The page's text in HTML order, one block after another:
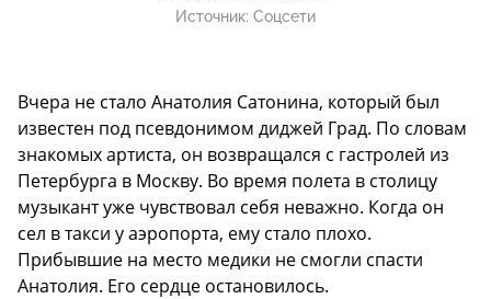
Источник: Соцсети
Вчера не стало Анатолия Сатонина, который был
известен под псевдонимом диджей Град. По словам
знакомых артиста, он возвращался с гастролей из
Петербурга в Москву. Во время полета в столицу
музыкант уже чувствовал себя неважно. Когда он
сел в такси у аэропорта, ему стало плохо.
Прибывшие на место медики не смогли спасти
Анатолия. Его сердце остановилось.